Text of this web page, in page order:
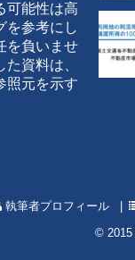
可能性は高
を参考にし
を負いませ
資料は、
照元を示す
執筆者プロフィール
© 2015